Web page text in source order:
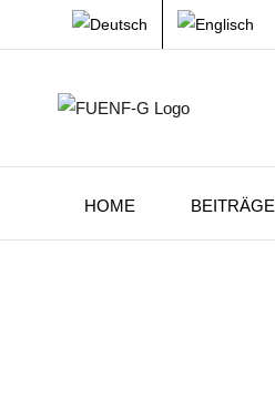
Inhalt
HOME BEITRÄGE